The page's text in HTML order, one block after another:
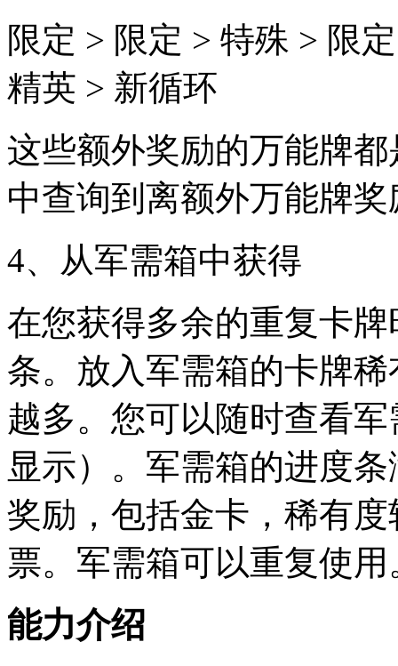
限定 > 限定 > 特殊 > 限
精英 > 新循环
这些额外奖励的万能牌
中查询到离额外万能牌
4、从军需箱中获得
在您获得多余的重复卡
条。放入军需箱的卡牌
越多。您可以随时查看
显示）。军需箱的进度
奖励，包括金卡，稀有
票。军需箱可以重复使用
能力介绍